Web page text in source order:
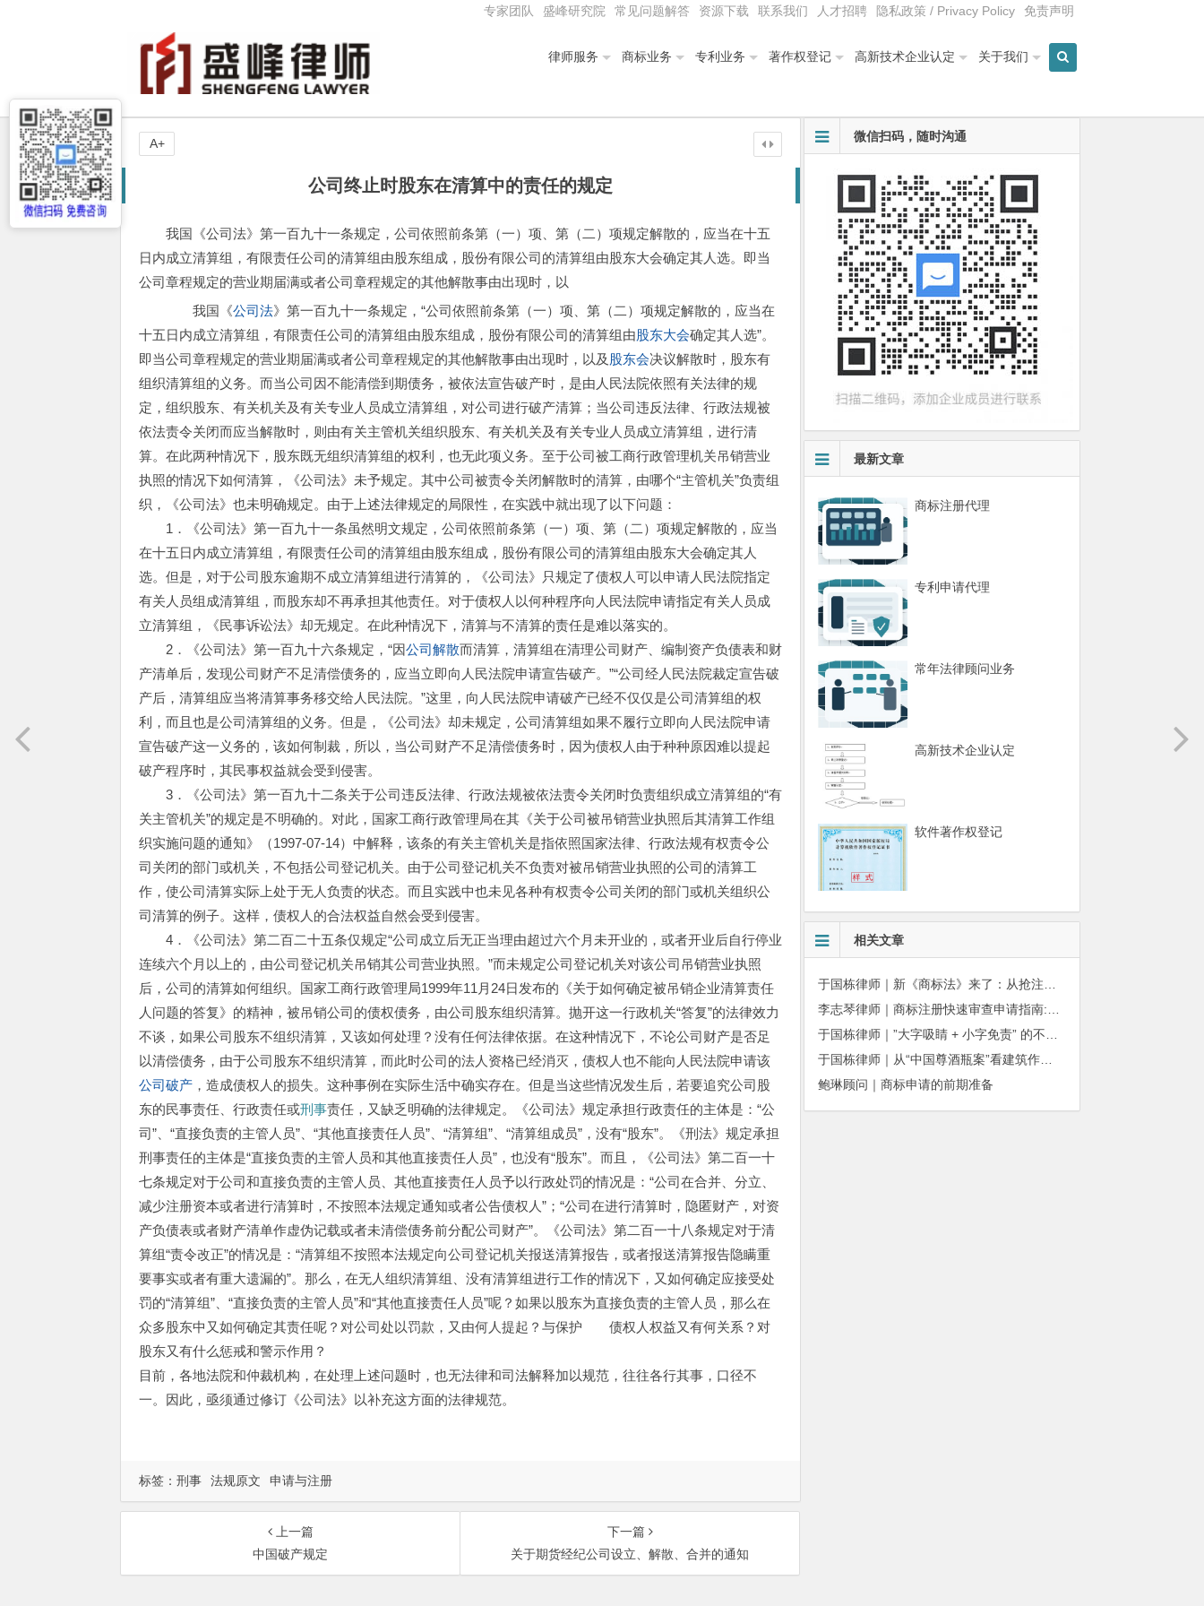
专家团队 盛峰研究院 常见问题解答 资源下载 联系我们 人才招聘 隐私政策 / Privacy Policy 免责声明
律师服务 商标业务 专利业务 著作权登记 高新技术企业认定 关于我们
公司终止时股东在清算中的责任的规定
我国《公司法》第一百九十一条规定，公司依照前条第（一）项、第（二）项规定解散的，应当在十五
日内成立清算组，有限责任公司的清算组由股东组成，股份有限公司的清算组由股东大会确定其人选。即当
公司章程规定的营业期届满或者公司章程规定的其他解散事由出现时，以
我国《公司法》第一百九十一条规定，“公司依照前条第（一）项、第（二）项规定解散的，应当在
十五日内成立清算组，有限责任公司的清算组由股东组成，股份有限公司的清算组由股东大会确定其人选”。
即当公司章程规定的营业期届满或者公司章程规定的其他解散事由出现时，以及 股东会决议解散时，股东有
组织清算组的义务。而当公司因不能清偿到期债务，被依法宣告破产时，是由人民法院依照有关法律的规
定，组织股东、有关机关及有关专业人员成立清算组，对公司进行破产清算；当公司违反法律、行政法规被
依法责令关闭而应当解散时，则由有关主管机关组织股东、有关机关及有关专业人员成立清算组，进行清
算。在此两种情况下，股东既无组织清算组的权利，也无此项义务。至于公司被工商行政管理机关吊销营业
执照的情况下如何清算，《公司法》未予规定。其中公司被责令关闭解散时的清算，由哪个“主管机关”负责组
织，《公司法》也未明确规定。由于上述法律规定的局限性，在实践中就出现了以下问题：
1．《公司法》第一百九十一条虽然明文规定，公司依照前条第（一）项、第（二）项规定解散的，应当
在十五日内成立清算组，有限责任公司的清算组由股东组成，股份有限公司的清算组由股东大会确定其人
选。但是，对于公司股东逾期不成立清算组进行清算的，《公司法》只规定了债权人可以申请人民法院指定
有关人员组成清算组，而股东却不再承担其他责任。对于债权人以何种程序向人民法院申请指定有关人员成
立清算组，《民事诉讼法》却无规定。在此种情况下，清算与不清算的责任是难以落实的。
2．《公司法》第一百九十六条规定，“因公司解散而清算，清算组在清理公司财产、编制资产负债表和财
产清单后，发现公司财产不足清偿债务的，应当立即向人民法院申请宣告破产。”“公司经人民法院裁定宣告破
产后，清算组应当将清算事务移交给人民法院。”这里，向人民法院申请破产已经不仅仅是公司清算组的权
利，而且也是公司清算组的义务。但是，《公司法》却未规定，公司清算组如果不履行立即向人民法院申请
宣告破产这一义务的，该如何制裁，所以，当公司财产不足清偿债务时，因为债权人由于种种原因难以提起
破产程序时，其民事权益就会受到侵害。
3．《公司法》第一百九十二条关于公司违反法律、行政法规被依法责令关闭时负责组织成立清算组的“有
关主管机关”的规定是不明确的。对此，国家工商行政管理局在其《关于公司被吊销营业执照后其清算工作组
织实施问题的通知》（1997-07-14）中解释，该条的有关主管机关是指依照国家法律、行政法规有权责令公
司关闭的部门或机关，不包括公司登记机关。由于公司登记机关不负责对被吊销营业执照的公司的清算工
作，使公司清算实际上处于无人负责的状态。而且实践中也未见各种有权责令公司关闭的部门或机关组织公
司清算的例子。这样，债权人的合法权益自然会受到侵害。
4．《公司法》第二百二十五条仅规定“公司成立后无正当理由超过六个月未开业的，或者开业后自行停业
连续六个月以上的，由公司登记机关吊销其公司营业执照。”而未规定公司登记机关对该公司吊销营业执照
后，公司的清算如何组织。国家工商行政管理局1999年11月24日发布的《关于如何确定被吊销企业清算责任
人问题的答复》的精神，被吊销公司的债权债务，由公司股东组织清算。抛开这一行政机关“答复”的法律效力
不谈，如果公司股东不组织清算，又该如何处理？没有任何法律依据。在这种情况下，不论公司财产是否足
以清偿债务，由于公司股东不组织清算，而此时公司的法人资格已经消灭，债权人也不能向人民法院申请该
公司破产 ，造成债权人的损失。这种事例在实际生活中确实存在。但是当这些情况发生后，若要追究公司股
东的民事责任、行政责任或刑事责任，又缺乏明确的法律规定。《公司法》规定承担行政责任的主体是：“公
司”、“直接负责的主管人员”、“其他直接责任人员”、“清算组”、“清算组成员”，没有“股东”。《刑法》规定承担
刑事责任的主体是“直接负责的主管人员和其他直接责任人员”，也没有“股东”。而且，《公司法》第二百一十
七条规定对于公司和直接负责的主管人员、其他直接责任人员予以行政处罚的情况是：“公司在合并、分立、
减少注册资本或者进行清算时，不按照本法规定通知或者公告债权人”；“公司在进行清算时，隐匿财产，对资
产负债表或者财产清单作虚伪记载或者未清偿债务前分配公司财产”。《公司法》第二百一十八条规定对于清
算组“责令改正”的情况是：“清算组不按照本法规定向公司登记机关报送清算报告，或者报送清算报告隐瞒重
要事实或者有重大遗漏的”。那么，在无人组织清算组、没有清算组进行工作的情况下，又如何确定应接受处
罚的“清算组”、“直接负责的主管人员”和“其他直接责任人员”呢？如果以股东为直接负责的主管人员，那么在
众多股东中又如何确定其责任呢？对公司处以罚款，又由何人提起？与保护 债权人权益又有何关系？对
股东又有什么惩戒和警示作用？
目前，各地法院和仲裁机构，在处理上述问题时，也无法律和司法解释加以规范，往往各行其事，口径不
一。因此，亟须通过修订《公司法》以补充这方面的法律规范。
A+
标签：刑事 法规原文 申请与注册
上一篇
中国破产规定
下一篇
关于期货经纪公司设立、解散、合并的通知
微信扫码，随时沟通
最新文章
商标注册代理
专利申请代理
常年法律顾问业务
高新技术企业认定
软件著作权登记
相关文章
于国栋律师｜从“中国尊酒瓶案”看建筑作品著作权保护的司法边界与商用合规
鲍琳顾问｜商标申请的前期准备